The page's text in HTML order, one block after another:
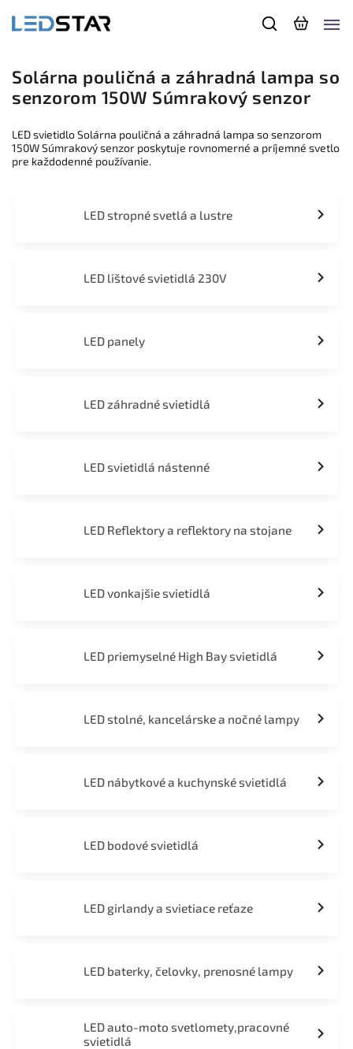
Solárna pouličná a záhradná lampa so
senzorom 150W Súmrakový senzor
LED svietidlo Solárna pouličná a záhradná lampa so senzorom
150W Súmrakový senzor poskytuje rovnomerné a príjemné svetlo
pre každodenné používanie.
LED stropné svetlá a lustre
LED lištové svietidlá 230V
LED panely
LED záhradné svietidlá
LED svietidlá nástenné
LED Reflektory a reflektory na stojane
LED vonkajšie svietidlá
LED priemyselné High Bay svietidlá
LED stolné, kancelárske a nočné lampy
LED nábytkové a kuchynské svietidlá
LED bodové svietidlá
LED girlandy a svietiace reťaze
LED baterky, čelovky, prenosné lampy
LED auto-moto svetlomety,pracovné
svietidlá